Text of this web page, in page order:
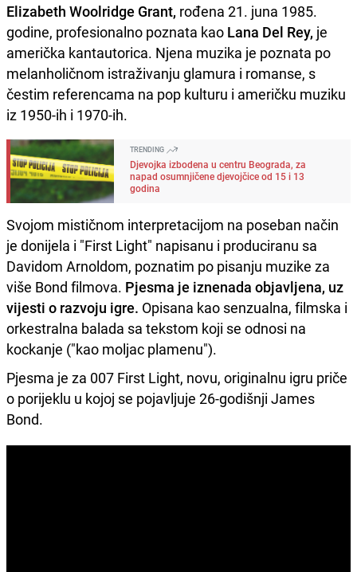
Elizabeth Woolridge Grant, rođena 21. juna 1985.
godine, profesionalno poznata kao Lana Del Rey, je
američka kantautorica. Njena muzika je poznata po
melanholičnom istraživanju glamura i romanse, s
čestim referencama na pop kulturu i američku muziku
iz 1950-ih i 1970-ih.
TRENDING
Djevojka izbodena u centru Beograda, za
napad osumnjičene djevojčice od 15 i 13
godina
Svojom mističnom interpretacijom na poseban način
je donijela i "First Light" napisanu i produciranu sa
Davidom Arnoldom, poznatim po pisanju muzike za
više Bond filmova. Pjesma je iznenada objavljena, uz
vijesti o razvoju igre. Opisana kao senzualna, filmska i
orkestralna balada sa tekstom koji se odnosi na
kockanje ("kao moljac plamenu").
Pjesma je za 007 First Light, novu, originalnu igru priče
o porijeklu u kojoj se pojavljuje 26-godišnji James
Bond.